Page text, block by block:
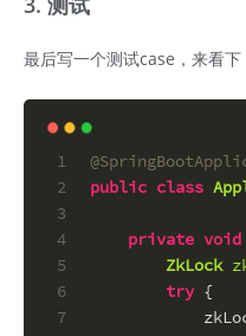
最后写一个测试case，来看下
1
2
3
4
5
6
7
public class
private void
ZkLock
try {